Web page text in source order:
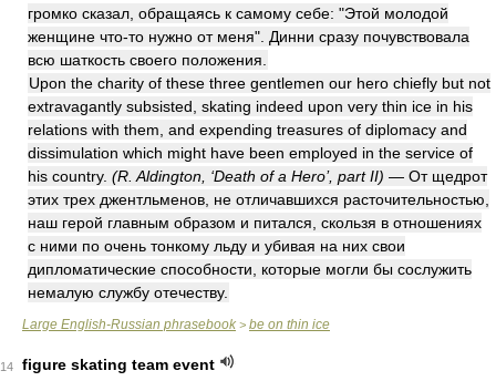
громко сказал, обращаясь к самому себе: "Этой молодой
женщине что-то нужно от меня". Динни сразу почувствовала
всю шаткость своего положения.
Upon the charity of these three gentlemen our hero chiefly but not
extravagantly subsisted, skating indeed upon very thin ice in his
relations with them, and expending treasures of diplomacy and
dissimulation which might have been employed in the service of
his country. (R. Aldington, ‘Death of a Hero’, part II) — От щедрот
этих трех джентльменов, не отличавшихся расточительностью,
наш герой главным образом и питался, скользя в отношениях
с ними по очень тонкому льду и убивая на них свои
дипломатические способности, которые могли бы сослужить
немалую службу отечеству.
Large English-Russian phrasebook > be on thin ice
14
figure skating team event